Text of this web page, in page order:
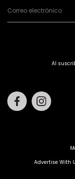
Al
Facebook
Advertise With